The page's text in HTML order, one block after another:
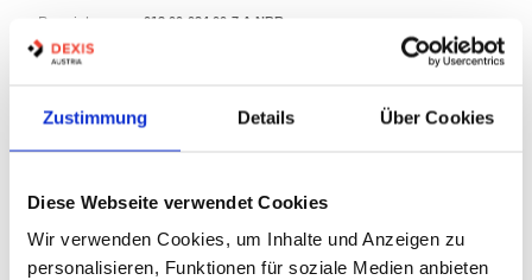
Zustimmung Details Über Cookies
Diese Webseite verwendet Cookies
Wir verwenden Cookies, um Inhalte und Anzeigen zu
personalisieren, Funktionen für soziale Medien anbieten
Bezeichnung:
013,00-024,00-7 A NBR
Innen Ø:
Bauform: A
125 Varianten
STK Warenkorb